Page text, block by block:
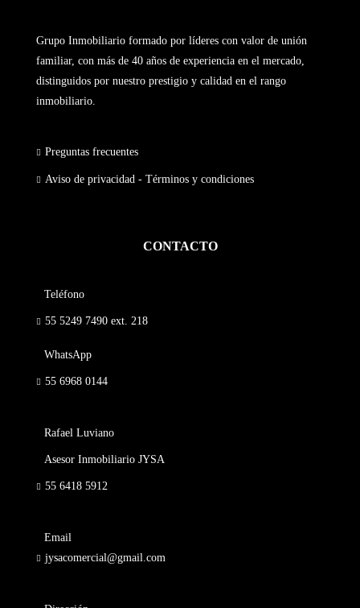
Grupo Inmobiliario formado por líderes con valor de unión
familiar, con más de 40 años de experiencia en el mercado,
distinguidos por nuestro prestigio y calidad en el rango
inmobiliario.
Preguntas frecuentes
Aviso de privacidad - Términos y condiciones
CONTACTO
Teléfono
55 5249 7490 ext. 218
WhatsApp
55 6968 0144
Rafael Luviano
Asesor Inmobiliario JYSA
55 6418 5912
Email
jysacomercial@gmail.com